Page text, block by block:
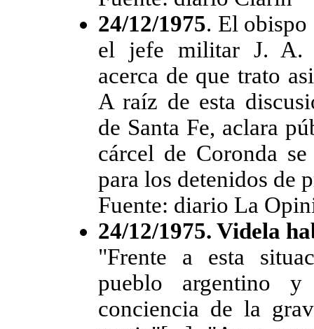
24/12/1975. El obispo
el jefe militar J. A.
acerca de que trato
A raíz de esta
de Santa Fe, aclara
cárcel de Coronda
para los detenidos de
Fuente: diario La
24/12/1975. Videla
"Frente a esta
pueblo argentino y
conciencia de la